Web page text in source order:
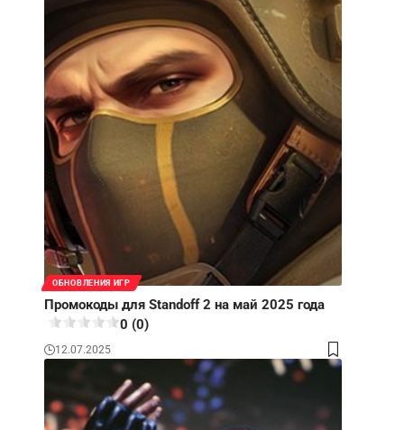
ОБНОВЛЕНИЯ ИГР
Промокоды для Standoff 2 на май 2025 года
0 (0)
12.07.2025